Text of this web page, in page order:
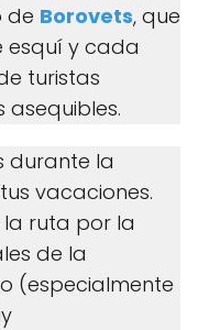
de Borovets, que
esquí y cada
turistas
durante la
vacaciones.
ruta por la
de la
(especialmente